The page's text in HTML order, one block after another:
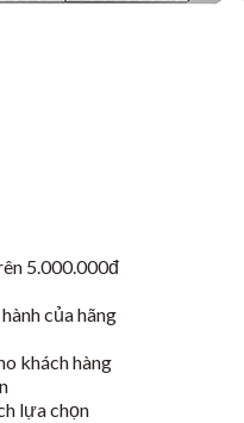
5.000.000đ
của hãng
khách hàng
lựa chọn